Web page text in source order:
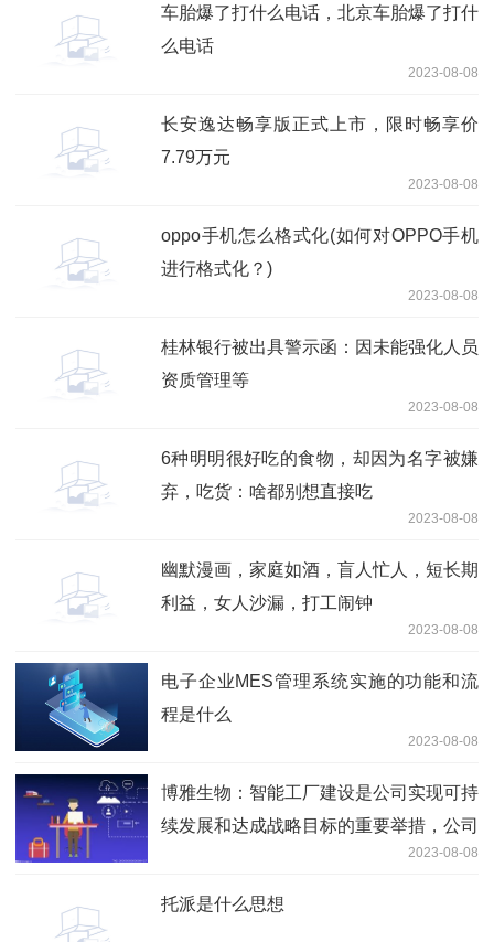
车胎爆了打什么电话，北京车胎爆了打什
么电话
2023-08-08
长安逸达畅享版正式上市，限时畅享价
7.79万元
2023-08-08
oppo手机怎么格式化(如何对OPPO手机
进行格式化？)
2023-08-08
桂林银行被出具警示函：因未能强化人员
资质管理等
2023-08-08
6种明明很好吃的食物，却因为名字被嫌
弃，吃货：啥都别想直接吃
2023-08-08
幽默漫画，家庭如酒，盲人忙人，短长期
利益，女人沙漏，打工闹钟
2023-08-08
电子企业MES管理系统实施的功能和流
程是什么
2023-08-08
博雅生物：智能工厂建设是公司实现可持
续发展和达成战略目标的重要举措，公司
2023-08-08
托派是什么思想